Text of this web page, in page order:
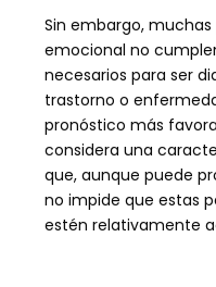
Sin embargo,
emocional no
necesarios para ser
trastorno o
pronóstico más
considera una
que, aunque puede
no impide que estas
estén relativamente